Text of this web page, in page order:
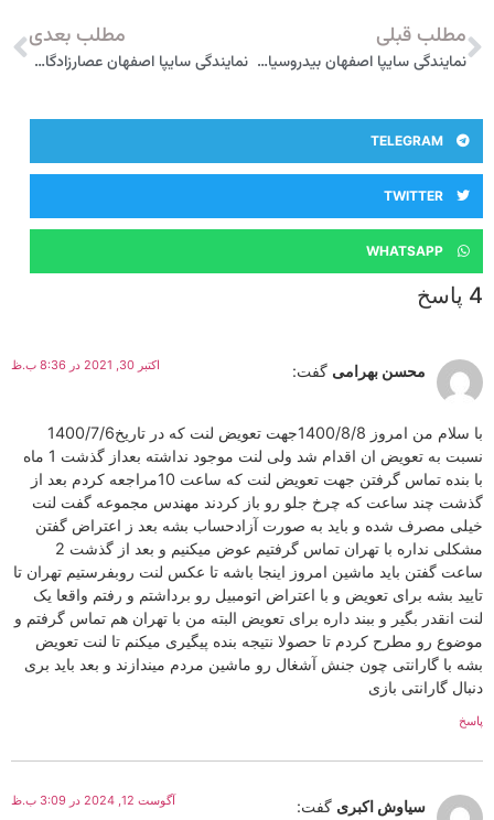
مطلب قبلی
نمایندگی سایپا اصفهان بیدروسیان 1009
مطلب بعدی
نمایندگی سایپا اصفهان عصارزادگان 166
TELEGRAM
TWITTER
WHATSAPP
4 پاسخ
محسن بهرامی گفت: اکتبر 30, 2021 در 8:36 ب.ظ
با سلام من امروز 1400/8/8جهت تعویض لنت که در تاریخ1400/7/6
نسبت به تعویض ان اقدام شد ولی لنت موجود نداشته بعداز گذشت 1 ماه
با بنده تماس گرفتن جهت تعویض لنت که ساعت 10مراجعه کردم بعد از
گذشت چند ساعت که چرخ جلو رو باز کردند مهندس مجموعه گفت لنت
خیلی مصرف شده و باید به صورت آزادحساب بشه بعد ز اعتراض گفتن
مشکلی نداره با تهران تماس گرفتیم عوض میکنیم و بعد از گذشت 2
ساعت گفتن باید ماشین امروز اینجا باشه تا عکس لنت روبفرستیم تهران تا
تایید بشه برای تعویض و با اعتراض اتومبیل رو برداشتم و رفتم واقعا یک
لنت انقدر بگیر و ببند داره برای تعویض البته من با تهران هم تماس گرفتم و
موضوع رو مطرح کردم تا حصولا نتیجه بنده پیگیری میکنم تا لنت تعویض
بشه با گارانتی چون جنش آشغال رو ماشین مردم میندازند و بعد باید بری
دنبال گارانتی بازی
پاسخ
سیاوش اکبری گفت: آگوست 12, 2024 در 3:09 ب.ظ